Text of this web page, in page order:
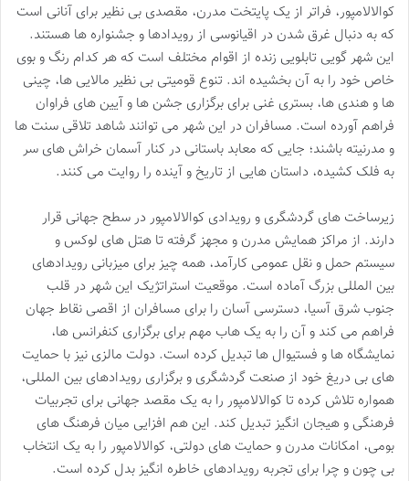
کوالالامپور، فراتر از یک پایتخت مدرن، مقصدی بی نظیر برای آنانی است
که به دنبال غرق شدن در اقیانوسی از رویدادها و جشنواره ها هستند.
این شهر گویی تابلویی زنده از اقوام مختلف است که هر کدام رنگ و بوی
خاص خود را به آن بخشیده اند. تنوع قومیتی بی نظیر مالایی ها، چینی
ها و هندی ها، بستری غنی برای برگزاری جشن ها و آیین های فراوان
فراهم آورده است. مسافران در این شهر می توانند شاهد تلاقی سنت ها
و مدرنیته باشند؛ جایی که معابد باستانی در کنار آسمان خراش های سر
به فلک کشیده، داستان هایی از تاریخ و آینده را روایت می کنند.
زیرساخت های گردشگری و رویدادی کوالالامپور در سطح جهانی قرار
دارند. از مراکز همایش مدرن و مجهز گرفته تا هتل های لوکس و
سیستم حمل و نقل عمومی کارآمد، همه چیز برای میزبانی رویدادهای
بین المللی بزرگ آماده است. موقعیت استراتژیک این شهر در قلب
جنوب شرق آسیا، دسترسی آسان را برای مسافران از اقصی نقاط جهان
فراهم می کند و آن را به یک هاب مهم برای برگزاری کنفرانس ها،
نمایشگاه ها و فستیوال ها تبدیل کرده است. دولت مالزی نیز با حمایت
های بی دریغ خود از صنعت گردشگری و برگزاری رویدادهای بین المللی،
همواره تلاش کرده تا کوالالامپور را به یک مقصد جهانی برای تجربیات
فرهنگی و هیجان انگیز تبدیل کند. این هم افزایی میان فرهنگ های
بومی، امکانات مدرن و حمایت های دولتی، کوالالامپور را به یک انتخاب
بی چون و چرا برای تجربه رویدادهای خاطره انگیز بدل کرده است.